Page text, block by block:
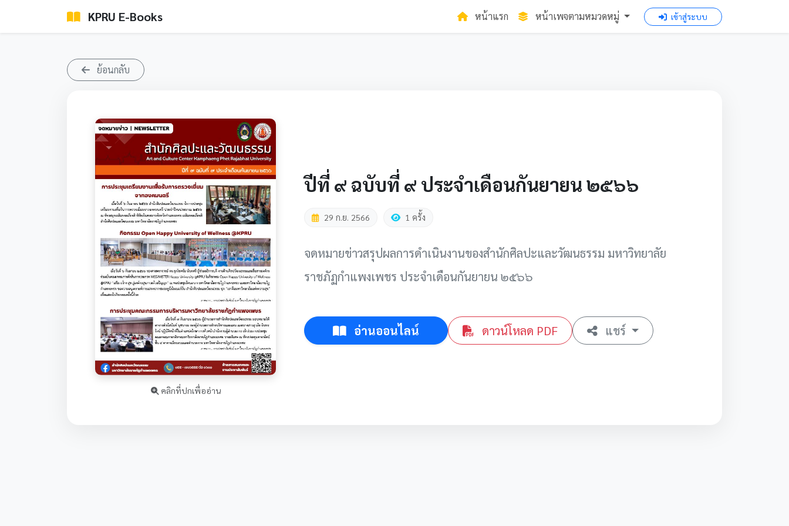
KPRU E-Books หน้าแรก หน้าเพจตามหมวดหมู่ เข้าสู่ระบบ
ย้อนกลับ
คลิกที่ปกเพื่ออ่าน
ปีที่ ๙ ฉบับที่ ๙ ประจำเดือนกันยายน ๒๕๖๖
29 ก.ย. 2566 1 ครั้ง
จดหมายข่าวสรุปผลการดำเนินงานของสำนักศิลปะและวัฒนธรรม มหาวิทยาลัย
ราชภัฏกำแพงเพชร ประจำเดือนกันยายน ๒๕๖๖
อ่านออนไลน์ ดาวน์โหลด PDF แชร์